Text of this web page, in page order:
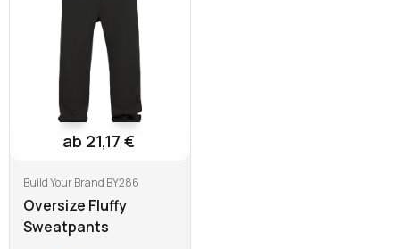
ab 21,17 €
Build Your Brand BY286
Oversize Fluffy
Sweatpants